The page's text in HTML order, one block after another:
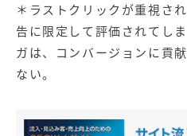
＊ラストクリックが重視さ
告に限定して評価されてし
ガは、コンバージョンに貢
ない。